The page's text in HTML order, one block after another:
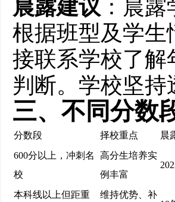
晨露建议 ：晨
根据班型及学生
接联系学校了解
判断。学校坚
三、不同分数
分数段 择校重点
晨
600分以上，冲刺名
校
高分生培养实
例丰富
本科线以上但距重
维持优势、补